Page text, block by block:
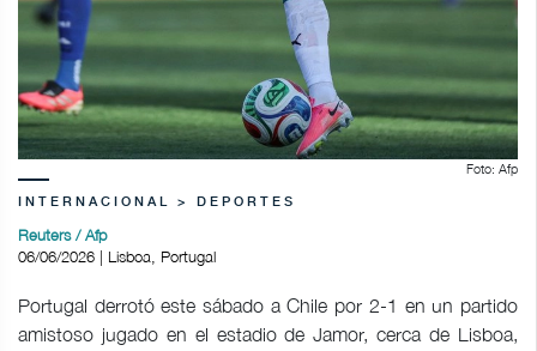
Foto: Afp
INTERNACIONAL > DEPORTES
Reuters / Afp
06/06/2026 | Lisboa, Portugal
Portugal derrotó este sábado a Chile por 2-1 en un partido
amistoso jugado en el estadio de Jamor, cerca de Lisboa,